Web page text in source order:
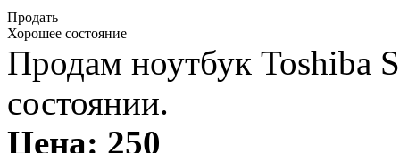
Продать
Хорошее состояние
Продам ноутбук Toshiba
состоянии.
Цена: 250